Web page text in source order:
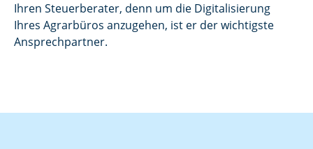
Ihren Steuerberater, denn um die Digitalisierung
Ihres Agrarbüros anzugehen, ist er der wichtigste
Ansprechpartner.